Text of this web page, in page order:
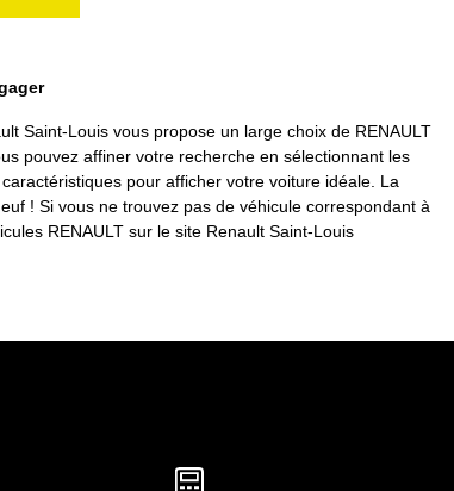
Saint-Louis vous propose un large choix de RENAULT
pouvez affiner votre recherche en sélectionnant les
pour afficher votre voiture idéale. La
! Si vous ne trouvez pas de véhicule correspondant à
RENAULT sur le site Renault Saint-Louis